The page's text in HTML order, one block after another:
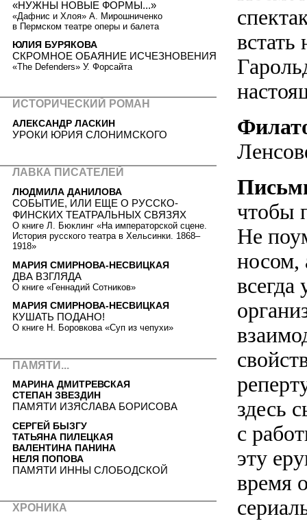
чтобы
Не
носом,
здесь
c
эту
время
«НУЖНЫ НОВЫЕ ФОРМЫ...»
«Дафнис и Хлоя» А. Мирошниченко
в Пермском театре оперы и балета
ЮЛИЯ БУРЯКОВА
СКРОМНОЕ ОБАЯНИЕ ИСЧЕЗНОВЕНИЯ
«The Defenders» У. Форсайта
ИСТОРИЧЕСКИЙ РОМАН
АЛЕКСАНДР ЛАСКИН
УРОКИ ЮРИЯ СЛОНИМСКОГО
ЛАВКА ПИСАТЕЛЕЙ
ЛЮДМИЛА ДАНИЛОВА
СОБЫТИЕ, ИЛИ ЕЩЕ О РУССКО-
ФИНСКИХ ТЕАТРАЛЬНЫХ СВЯЗЯХ
О книге Л. Бюклинг «На императорской сцене.
История русского театра в Хельсинки. 1868–
1918»
МАРИЯ СМИРНОВА-НЕСВИЦКАЯ
ДВА ВЗГЛЯДА
О книге «Геннадий Сотников»
МАРИЯ СМИРНОВА-НЕСВИЦКАЯ
КУШАТЬ ПОДАНО!
О книге Н. Боровкова «Суп из чепухи»
ПАМЯТИ...
МАРИНА ДМИТРЕВСКАЯ
СТЕПАН ЗВЕЗДИН
ПАМЯТИ ИЗЯСЛАВА БОРИСОВА
СЕРГЕЙ БЫЗГУ
ТАТЬЯНА ПИЛЕЦКАЯ
ВАЛЕНТИНА ПАНИНА
НЕЛЯ ПОПОВА
ПАМЯТИ ИННЫ СЛОБОДСКОЙ
ХРОНИКА